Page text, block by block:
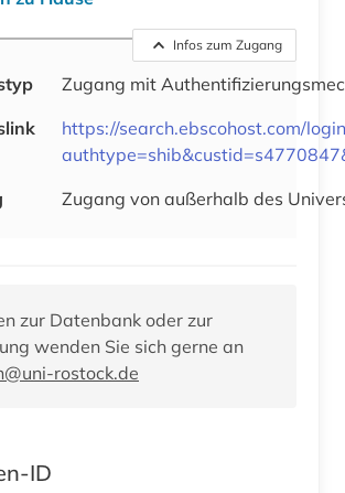
Infos zum Zugang
Zugang mit
https://search.ebscohost.com/
Zugang von außerhalb des
zur Datenbank oder zur
wenden Sie sich gerne an
rostock.de
ID